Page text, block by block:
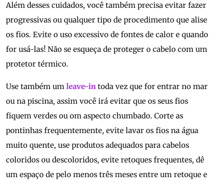
Além desses cuidados, você também precisa evitar fazer
progressivas ou qualquer tipo de procedimento que alise
os fios. Evite o uso excessivo de fontes de calor e quando
for usá-las! Não se esqueça de proteger o cabelo com um
protetor térmico.
Use também um leave-in toda vez que for entrar no mar
ou na piscina, assim você irá evitar que os seus fios
fiquem verdes ou om aspecto chumbado. Corte as
pontinhas frequentemente, evite lavar os fios na água
muito quente, use produtos adequados para cabelos
coloridos ou descoloridos, evite retoques frequentes, dê
um espaço de pelo menos três meses entre um retoque e